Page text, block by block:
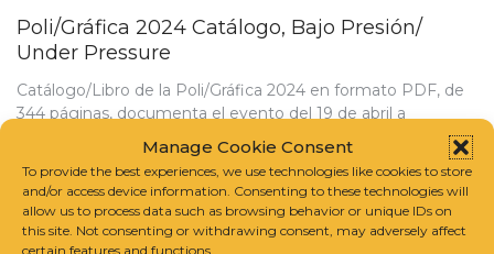
Manage Cookie Consent
To provide the best experiences, we use technologies like cookies to store
and/or access device information. Consenting to these technologies will
allow us to process data such as browsing behavior or unique IDs on
this site. Not consenting or withdrawing consent, may adversely affect
certain features and functions.
Poli/Gráfica 2024 Catálogo, Bajo Presión/
Under Pressure
Catálogo/Libro de la Poli/Gráfica 2024 en formato PDF, de
344 páginas, documenta el evento del 19 de abril a
Septiembre de 2024, incluimos información y enlace.
NOVIEMBRE 1, 2024 THE ART GUY